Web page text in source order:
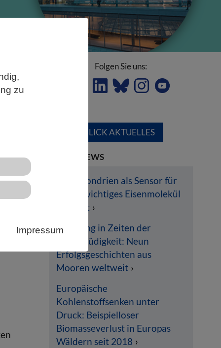
zu
Impressum
Folgen Sie uns:
ÜBERBLICK AKTUELLES
LETZTE NEWS
Mitochondrien als Sensor für
lebenswichtiges Eisenmolekül
entlarvt
Hoffnung in Zeiten der
Klimamüdigkeit: Neun
Erfolgsgeschichten aus
Mooren weltweit
Europäische
Kohlenstoffsenken unter
Druck: Beispielloser
Biomasseverlust in Europas
Wäldern seit 2018